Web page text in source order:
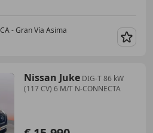
- Gran Vía Asima
Nissan Juke DIG-T 86 kW
(117 CV) 6 M/T N-CONNECTA